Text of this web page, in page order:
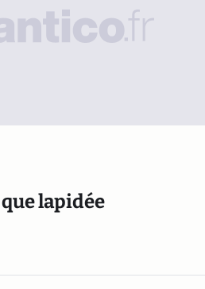
lapidée